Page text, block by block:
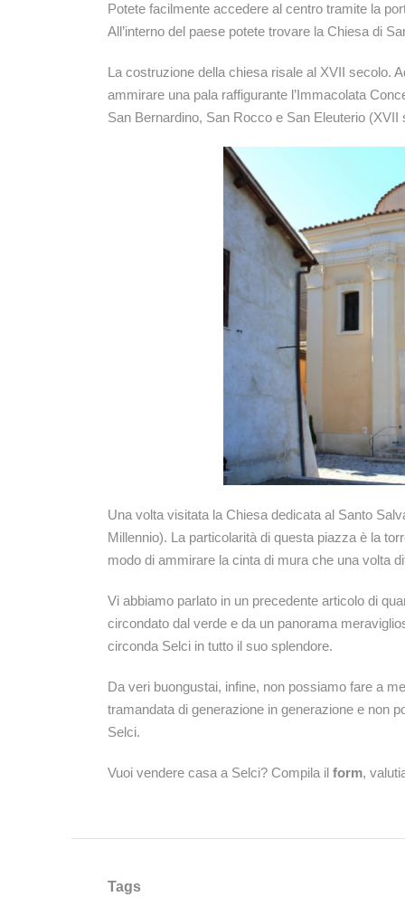
Potete facilmente accedere al centro tramite la
All’interno del paese potete trovare la Chiesa di
La costruzione della chiesa risale al XVII secolo.
ammirare una pala raffigurante l’Immacolata
San Bernardino, San Rocco e San Eleuterio (XVII
Una volta visitata la Chiesa dedicata al Santo
Millennio). La particolarità di questa piazza è la
modo di ammirare la cinta di mura che una volta
Vi abbiamo parlato in un precedente articolo di
circondato dal verde e da un panorama
circonda Selci in tutto il suo splendore.
Da veri buongustai, infine, non possiamo fare a
tramandata di generazione in generazione e non
Selci.
Vuoi vendere casa a Selci? Compila il form,
Tags